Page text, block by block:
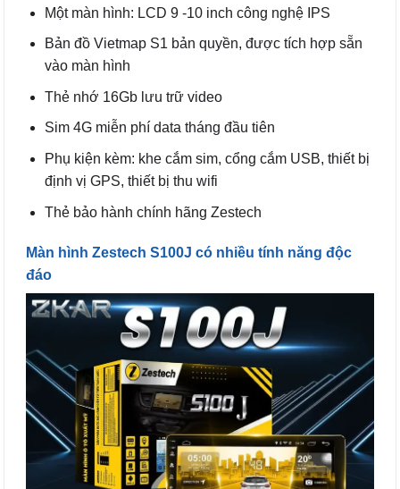
Một màn hình: LCD 9 -10 inch công nghệ IPS
Bản đồ Vietmap S1 bản quyền, được tích hợp sẵn
vào màn hình
Thẻ nhớ 16Gb lưu trữ video
Sim 4G miễn phí data tháng đầu tiên
Phụ kiện kèm: khe cắm sim, cổng cắm USB, thiết bị
định vị GPS, thiết bị thu wifi
Thẻ bảo hành chính hãng Zestech
Màn hình Zestech S100J có nhiều tính năng độc
đáo